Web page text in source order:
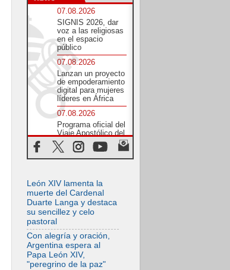
07.08.2026
SIGNIS 2026, dar
voz a las religiosas
en el espacio
público
07.08.2026
Lanzan un proyecto
de empoderamiento
digital para mujeres
líderes en África
07.08.2026
Programa oficial del
Viaje Apostólico del
Papa León XIV a
Francia
Ecuador: El bien de
las familias no
admite premuras
legislativas
06.08.2026
Cardenal Parolin: La
paz comienza con
la empatía al dolor
del otro
León XIV lamenta la
muerte del Cardenal
Duarte Langa y destaca
su sencillez y celo
pastoral
Con alegría y oración,
Argentina espera al
Papa León XIV,
"peregrino de la paz"